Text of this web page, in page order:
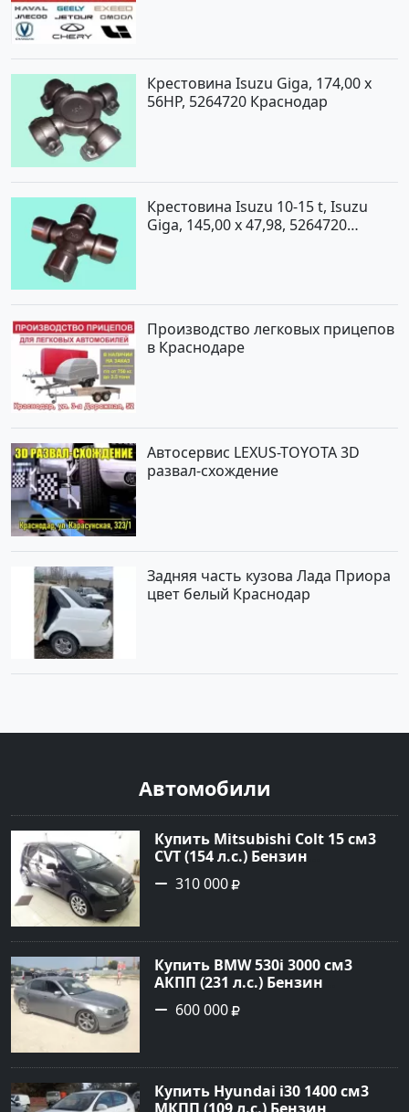
Крестовина Isuzu Giga, 174,00 x
56HP, 5264720 Краснодар
Крестовина Isuzu 10-15 t, Isuzu
Giga, 145,00 x 47,98, 5264720
Производство легковых прицепов
в Краснодаре
Автосервис LEXUS-TOYOTA 3D
развал-схождение
Задняя часть кузова Лада Приора
цвет белый Краснодар
Автомобили
Купить Mitsubishi Colt 15 см3
CVT (154 л.с.) Бензин
турбонаддув в Краснодар:
цвет Чёрный металик Хетчбэк
сайте Авторынок23
310 000
Купить BMW 530i 3000 см3
АКПП (231 л.с.) Бензин
инжектор в Новороссийск:
цвет серый Седан 2004 года по
Авторынок23
600 000
Купить Hyundai i30 1400 см3